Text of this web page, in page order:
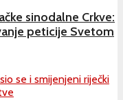
sinodalne Crkve:
peticije Svetom